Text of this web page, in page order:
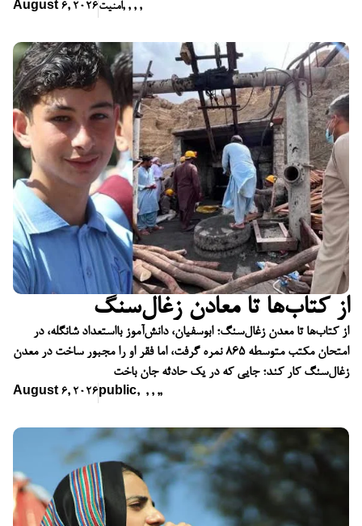
August 6, 2026امنیت, , , ,
از کتاب‌ها تا معادن زغال‌سنگ
از کتاب‌ها تا معدن زغال‌سنگ؛ ابوسفیان، دانش‌آموز بااستعداد شانگله، در
امتحان مکتب متوسطه ۸۶۵ نمره گرفت، اما فقر او را مجبور ساخت در معدن
زغال‌سنگ کار کند؛ جایی که در یک حادثه جان باخت
August 6, 2026 public, ,,,,